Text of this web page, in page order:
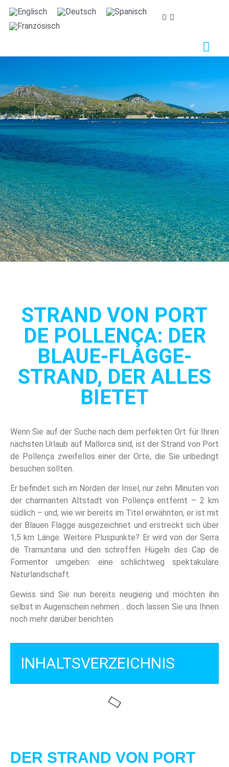
STRAND VON PORT
DE POLLENÇA: DER
BLAUE-FLAGGE-
STRAND, DER ALLES
BIETET
Wenn Sie auf der Suche nach dem perfekten Ort für Ihren
nächsten Urlaub auf Mallorca sind, ist der Strand von Port
de Pollença zweifellos einer der Orte, die Sie unbedingt
besuchen sollten.
Er befindet sich im Norden der Insel, nur zehn Minuten von
der charmanten Altstadt von Pollença entfernt – 2 km
südlich – und, wie wir bereits im Titel erwähnten, er ist mit
der Blauen Flagge ausgezeichnet und erstreckt sich über
1,5 km Länge. Weitere Pluspunkte? Er wird von der Serra
de Tramuntana und den schroffen Hügeln des Cap de
Formentor umgeben: eine schlichtweg spektakuläre
Naturlandschaft.
Gewiss sind Sie nun bereits neugierig und möchten ihn
selbst in Augenschein nehmen… doch lassen Sie uns Ihnen
noch mehr darüber berichten.
INHALTSVERZEICHNIS
DER STRAND VON PORT
Wir sorgen uns um ihre privatsphäre
Wir verwenden Cookies, die für das ordnungsgemäße
Funktionieren dieser Website unbedingt erforderlich
individuellen Gestaltung dieser Website dienen, um
statistische Analysen durchzuführen und Ihnen auf Ihre
Interessen abgestimmte Werbung zukommen zu
lassen. Sie können alle nicht notwendigen Cookies
akzeptieren oder ablehnen, indem Sie auf die
entsprechende Schaltfläche "Alle akzeptieren" oder
"Ablehnen" klicken, oder sie nach Ihren Wünschen
konfigurieren, indem Sie auf die Schaltfläche
"Einstellen" klicken. Für weitere Informationen
besuchen Sie bitte unsereCookie-Richtlinie.
Einstellen Ablehnen Alle akzeptieren